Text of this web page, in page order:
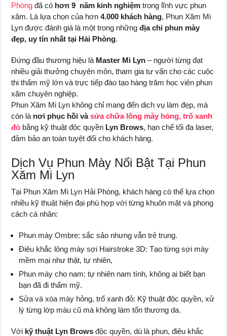
Phòng đã có hơn 9 năm kinh nghiệm trong lĩnh vực phun
xăm. Là lựa chọn của hơn4.000 khách hàng, Phun Xăm Mi
Lyn được đánh giá là một trong nhữngđịa chỉ phun mày
đẹp, uy tín nhất tại Hải Phòng.
Đứng đầu thương hiệu là Master Mi Lyn – người từng đạt
nhiều giải thưởng chuyên môn, tham gia tư vấn cho các cuộc
thi thẩm mỹ lớn và trực tiếp đào tạo hàng trăm học viên phun
xăm chuyên nghiệp.
Phun Xăm Mi Lyn không chỉ mang đến dịch vụ làm đẹp, mà
còn là nơi phục hồi vàsửa chữa lông mày hỏng, trổ xanh
đỏ bằng kỹ thuật độc quyền Lyn Brows, hạn chế tối đa laser,
đảm bảo an toàn tuyệt đối cho khách hàng.
Dịch Vụ Phun Mày Nổi Bật Tại Phun
Xăm Mi Lyn
Tại Phun Xăm Mi Lyn Hải Phòng, khách hàng có thể lựa chọn
nhiều kỹ thuật hiện đại phù hợp với từng khuôn mặt và phong
cách cá nhân:
Phun mày Ombre: sắc sảo nhưng vẫn trẻ trung.
Điêu khắc lông mày sợi Hairstroke 3D: Tạo từng sợi mày
mềm mại như thật, tự nhiên,
Phun mày cho nam: tự nhiên nam tính, không ai biết bạn
bạn đã đi thẩm mỹ.
Sửa và xóa mày hỏng, trổ xanh đỏ: Kỹ thuật độc quyền, xử
lý từng lớp màu cũ mà không làm tổn thương da.
Với kỹ thuật Lyn Brows độc quyền, dù là phun, điêu khắc